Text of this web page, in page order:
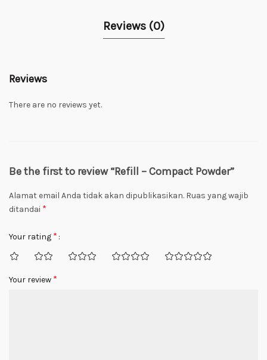
Reviews (0)
Reviews
There are no reviews yet.
Be the first to review “Refill – Compact Powder”
Alamat email Anda tidak akan dipublikasikan. Ruas yang wajib
ditandai *
Your rating *
Your review *